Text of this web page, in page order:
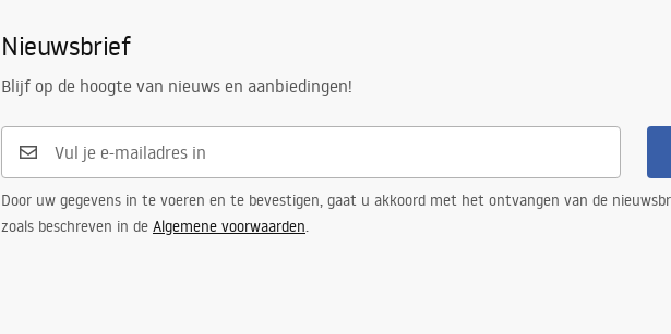
Nieuwsbrief
Blijf op de hoogte van nieuws en aanbiedingen!
Door uw gegevens in te voeren en te bevestigen, gaat u akkoord met het ontvangen van de
zoals beschreven in de Algemene voorwaarden.